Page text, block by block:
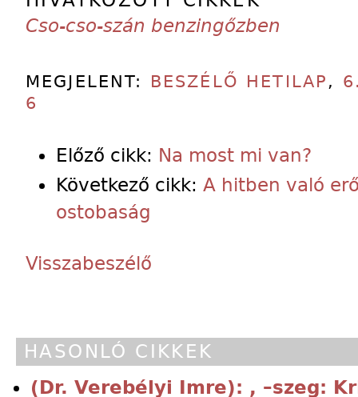
Cso-cso-szán benzingőzben
MEGJELENT: BESZÉLŐ HETILAP ,
6
Előző cikk: Na most mi van?
Következő cikk: A hitben való
ostobaság
Visszabeszélő
HASONLÓ CIKKEK
(Dr. Verebélyi Imre): , –szeg: